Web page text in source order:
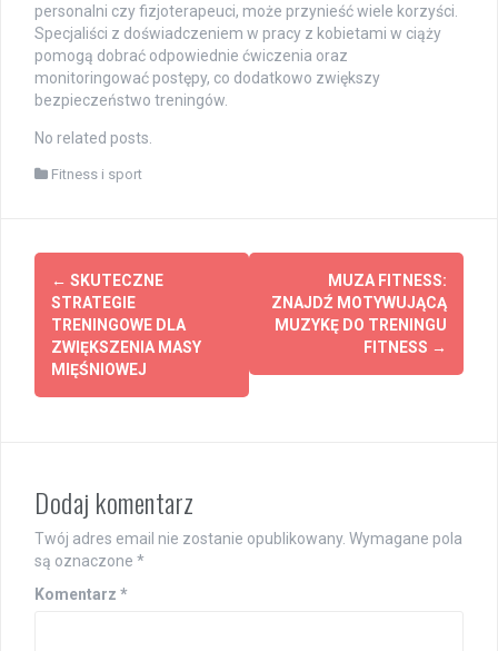
personalni czy fizjoterapeuci, może przynieść wiele korzyści.
Specjaliści z doświadczeniem w pracy z kobietami w ciąży
pomogą dobrać odpowiednie ćwiczenia oraz
monitoringować postępy, co dodatkowo zwiększy
bezpieczeństwo treningów.
No related posts.
Fitness i sport
Post
navigation
← SKUTECZNE
STRATEGIE
TRENINGOWE DLA
ZWIĘKSZENIA MASY
MIĘŚNIOWEJ
MUZA FITNESS:
ZNAJDŹ MOTYWUJĄCĄ
MUZYKĘ DO TRENINGU
FITNESS →
Dodaj komentarz
Twój adres email nie zostanie opublikowany. Wymagane pola
są oznaczone *
Komentarz *